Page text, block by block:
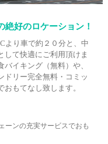
好のロケーション！
より車で約２０分と、中
して快適にご利用頂けま
イキング（無料）や、
ドリー完全無料・コミッ
もてなし致します。
ーンの充実サービスでおも